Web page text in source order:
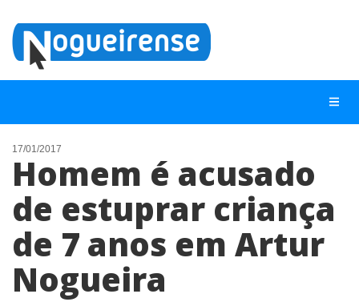
NOTÍCIAS
LISTA DIGITAL
TELEFONES ÚTEIS
CONTATO
17/01/2017
Homem é acusado
de estuprar criança
de 7 anos em Artur
Nogueira